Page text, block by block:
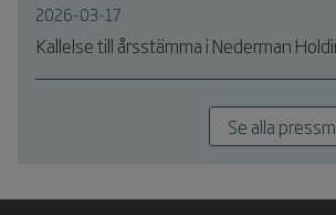
2026-03-17
Kallelse till årsstämma i Nederman
Se alla